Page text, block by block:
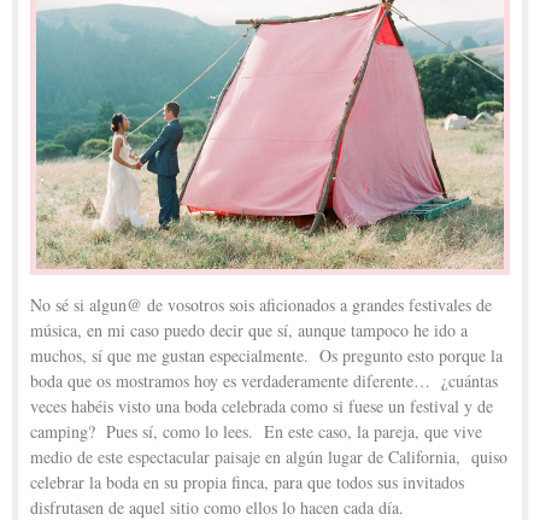
No sé si algun@ de vosotros sois aficionados a grandes festivales de
música, en mi caso puedo decir que sí, aunque tampoco he ido a
muchos, sí que me gustan especialmente. Os pregunto esto porque la
boda que os mostramos hoy es verdaderamente diferente… ¿cuántas
veces habéis visto una boda celebrada como si fuese un festival y de
camping? Pues sí, como lo lees. En este caso, la pareja, que vive
medio de este espectacular paisaje en algún lugar de California, quiso
celebrar la boda en su propia finca, para que todos sus invitados
disfrutasen de aquel sitio como ellos lo hacen cada día.